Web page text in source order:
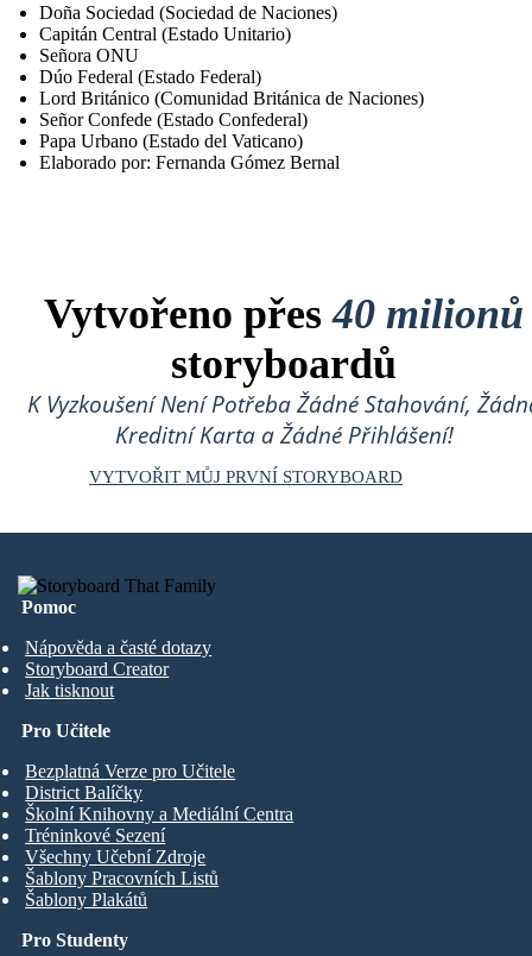
Doña Sociedad (Sociedad de Naciones)
Capitán Central (Estado Unitario)
Señora ONU
Dúo Federal (Estado Federal)
Lord Británico (Comunidad Británica de Naciones)
Señor Confede (Estado Confederal)
Papa Urbano (Estado del Vaticano)
Elaborado por: Fernanda Gómez Bernal
Vytvořeno přes40 milionů
storyboardů
K Vyzkoušení Není Potřeba Žádné Stahování,
Kreditní Karta a Žádné Přihlášení!
VYTVOŘIT MŮJ PRVNÍ STORYBOARD
Pomoc
Nápověda a časté dotazy
Storyboard Creator
Jak tisknout
Pro Studenty
Pro Učitele
Bezplatná Verze pro Učitele
District Balíčky
Školní Knihovny a Mediální Centra
Tréninkové Sezení
Všechny Učební Zdroje
Šablony Pracovních Listů
Šablony Plakátů